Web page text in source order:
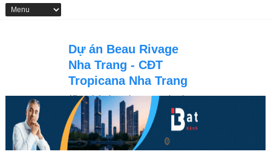
Dự án Beau Rivage
Nha Trang - CĐT
Tropicana Nha Trang
Khu phức hợp thương mại vui
chơi giải trí, nghỉ dưỡng căn hộ &
khách sạn du lich 5 sao Beau
Rivage Nha Trang tọa lạc tại số
40 Trần Phú, thành phố Nha